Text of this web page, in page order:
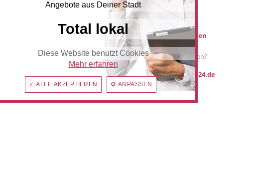
Mediadaten
Werbung buchen
Sie möchten auf
anzeiger24.de
Werbung schalten?
post@anzeiger24.de
Angebote aus Deiner Stadt
Total lokal
Diese Website benutzt Cookies
Mehr erfahren
✓ ALLE AKZEPTIEREN ⚙ ANPASSEN